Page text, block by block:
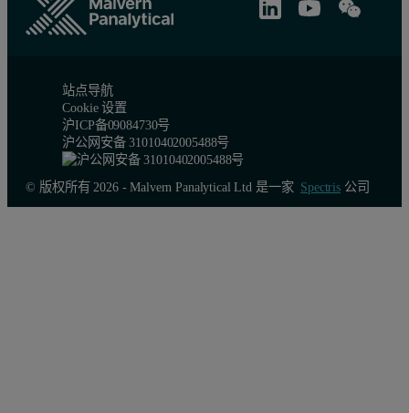
站点导航
Cookie 设置
沪ICP备09084730号
沪公网安备 31010402005488号
© 版权所有 2026 - Malvern Panalytical Ltd 是一家 Spectris公司